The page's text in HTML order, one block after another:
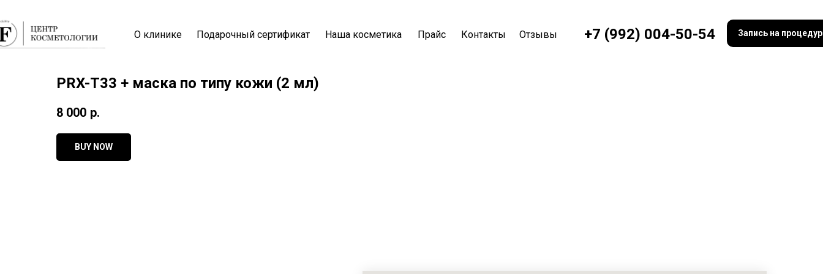
Запись на
+7 (992) 004-50-54
О клинике Подарочный сертификат Контакты
Прайс Отзывы
Наша косметика
PRX-T33 + маска по типу кожи (2 мл)
8 000 р.
BUY NOW